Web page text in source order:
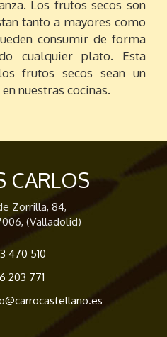
Los frutos secos son
tanto a mayores como
consumir de forma
cualquier plato. Esta
frutos secos sean un
nuestras cocinas.
CARLOS
Zorrilla, 84,
, (Valladolid)
470 510
203 771
carrocastellano.es